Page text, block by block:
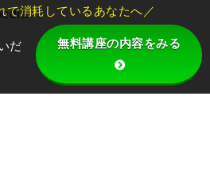
で消耗しているあなたへ／
だ
無料講座の内容をみる